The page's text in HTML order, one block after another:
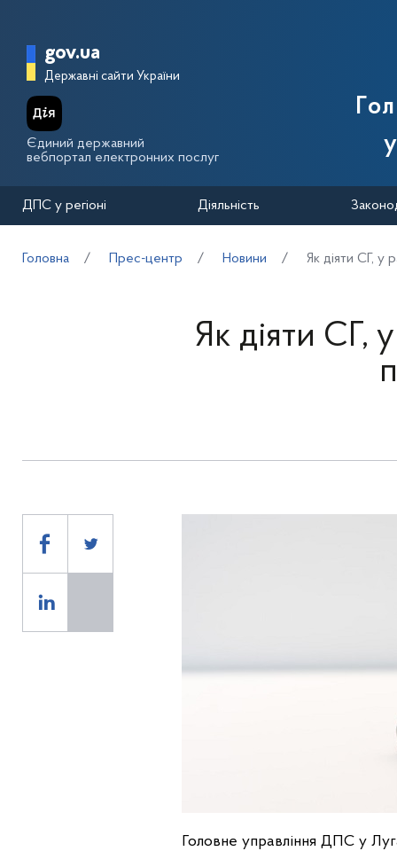
Головна сторінка Державної
gov.ua
Державні сайти України
Єдиний державний
вебпортал електронних послуг
ДПС у регіоні Діяльність
Головна Прес-центр Новини Як діяти СГ, у
Як діяти СГ,
Головне управління ДПС у